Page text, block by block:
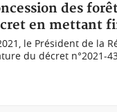
des
en mettant
le Président de la
du décret n°2021-